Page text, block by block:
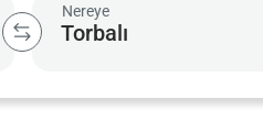
Nereye